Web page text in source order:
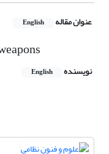
عنوان مقاله English
نویسنده English